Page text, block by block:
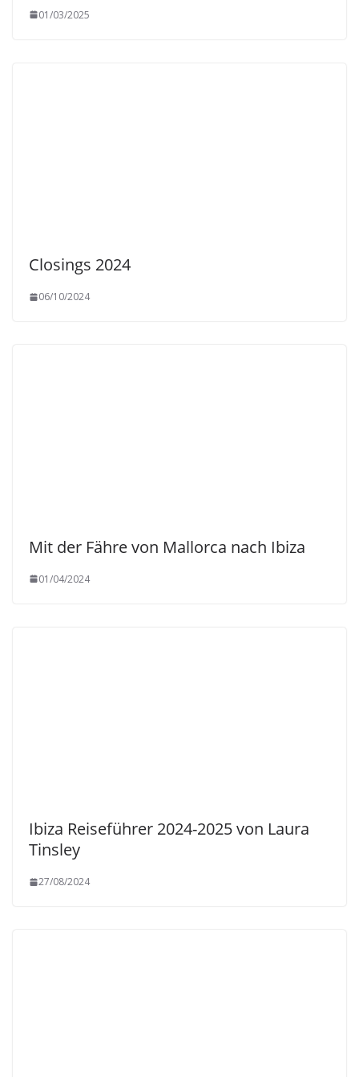
01/03/2025
Closings 2024
06/10/2024
Mit der Fähre von Mallorca nach Ibiza
01/04/2024
Ibiza Reiseführer 2024-2025 von Laura
Tinsley
27/08/2024